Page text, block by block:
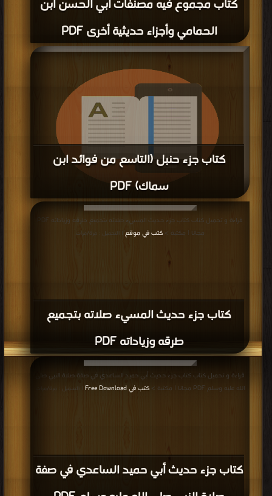
كتاب مجموع فيه مصنفات أبي الحسن ابن
الحمامي وأجزاء حديثية أخرى PDF
كتاب جزء حنبل (التاسع من فوائد ابن
سماك) PDF
قراءة و تحميل كتاب كتاب جزء حنبل (التاسع من فوائد ابن سماك) PDF مجانا | مكتبة
> كتب في لينكات مباشرة| التحميل : مرة/مرات
كتاب جزء حديث المسيء صلاته بتجميع
طرقه وزياداته PDF
مجانا | مكتبة >كتب في موقع | التحميل : مرة/مرات
كتاب جزء حديث أبي حميد الساعدي في صفة
قراءة و تحميل كتاب كتاب جزء حديث أبي حميد الساعدي في صفة صلاة النبي صلى
الله عليه وسلم PDF مجانا | مكتبة >
كتب في Free Download | التحميل : مرة/مرات